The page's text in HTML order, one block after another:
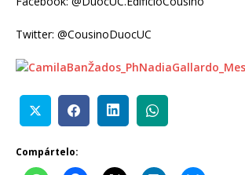
Twitter: @CousinoDuocUC
Compártelo: